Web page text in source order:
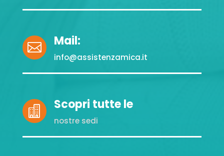
 Mail:
info@assistenzamica.it
 Scopri tutte le
nostre sedi